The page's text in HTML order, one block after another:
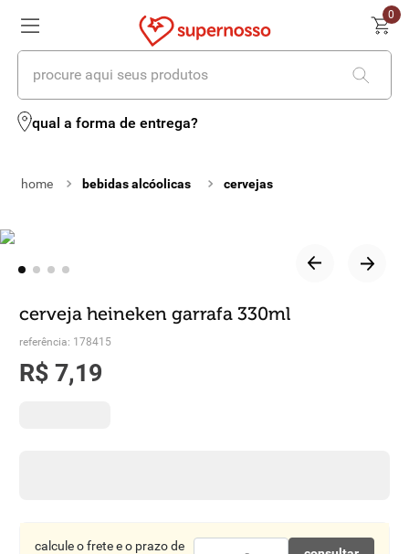
0
procure aqui seus produtos
qual a forma de entrega?
bebidas alcóolicas cervejas
cerveja heineken garrafa 330ml
referência: 178415
R$ 7,19
calcule o frete e o prazo de
termos mais buscados
2º leite
º iogurte
queijo
6º vinhos
7º biscoito